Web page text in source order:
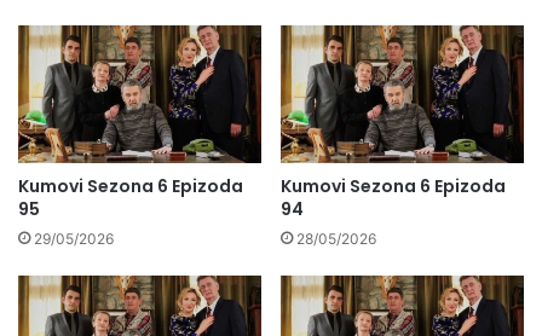
Kumovi Sezona 6 Epizoda
95
29/05/2026
Kumovi Sezona 6 Epizoda
94
28/05/2026